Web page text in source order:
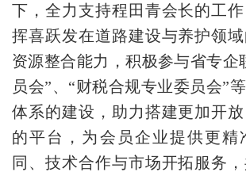
下，全力支持程田青会长的工
挥喜跃发在道路建设与养护领
资源整合能力，积极参与省专企
员会”、“财税合规专业委员会”
体系的建设，助力搭建更加开
的平台，为会员企业提供更精
同、技术合作与市场开拓服务